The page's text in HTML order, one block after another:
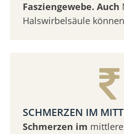
Fasziengewebe. Auch
Halswirbelsäule
SCHMERZEN IM
Schmerzen im